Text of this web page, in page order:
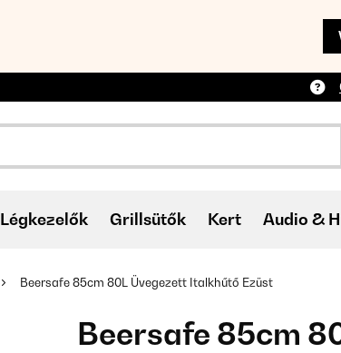
Légkezelők Grillsütők Kert Audio &
Beersafe 85cm 80L Üvegezett Italkhűtő Ezüst
Beersafe 85cm